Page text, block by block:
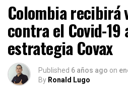
Colombia recibirá
contra el Covid-19
estrategia Covax
Published 6 años ago on
By Ronald Lugo